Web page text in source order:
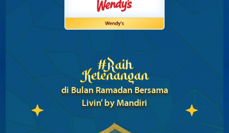
di Bulan Ramadan Bersama
Livin’ by Mandiri